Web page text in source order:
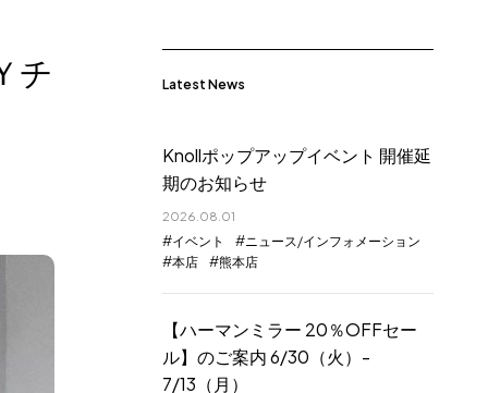
チ
Latest News
Knollポップアップイベント 開催延
期のお知らせ
2026.08.01
イベント
ニュース/インフォメーション
本店
熊本店
【ハーマンミラー 20％OFFセー
ル】のご案内 6/30（火）-
7/13（月）